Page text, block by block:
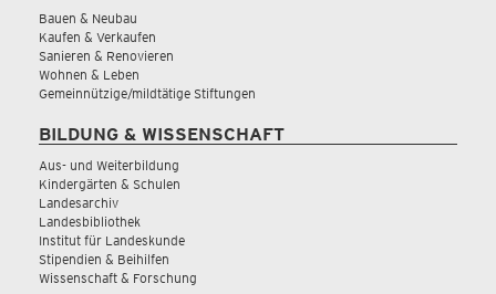
Bauen & Neubau
Kaufen & Verkaufen
Sanieren & Renovieren
Wohnen & Leben
Gemeinnützige/mildtätige Stiftungen
BILDUNG & WISSENSCHAFT
Aus- und Weiterbildung
Kindergärten & Schulen
Landesarchiv
Landesbibliothek
Institut für Landeskunde
Stipendien & Beihilfen
Wissenschaft & Forschung